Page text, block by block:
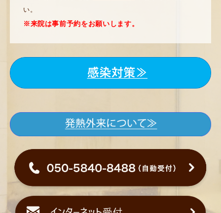
い。
※来院は事前予約をお願いします。